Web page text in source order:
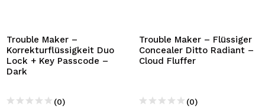
Trouble Maker –
Korrekturflüssigkeit Duo
Lock + Key Passcode –
Dark
(0)
Trouble Maker – Flüssiger
Concealer Ditto Radiant –
Cloud Fluffer
(0)